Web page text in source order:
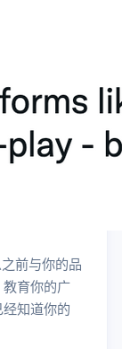
前与你的品
育你的广
知道你的